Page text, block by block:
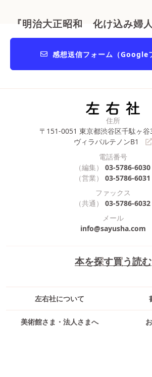
『明治大正昭和 化け込み婦
感想送信フォーム（Google
本を探す買う読む
左右社について
美術館さま・法人さまへ
住所
〒151-0051 東京都渋谷区千駄ヶ
ヴィラパルテノンB1
電話番号
（編集）
03-5786-6030
（営業）
03-5786-6031
ファックス
（共通）
03-5786-6032
メール
info@sayusha.com